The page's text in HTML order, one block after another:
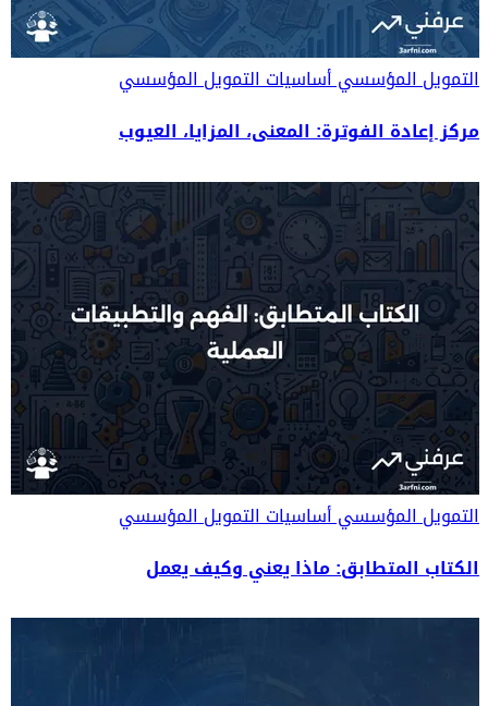
التمويل المؤسسيأساسيات التمويل المؤسسي
مركز إعادة الفوترة: المعنى، المزايا، العيوب
التمويل المؤسسيأساسيات التمويل المؤسسي
الكتاب المتطابق: ماذا يعني وكيف يعمل